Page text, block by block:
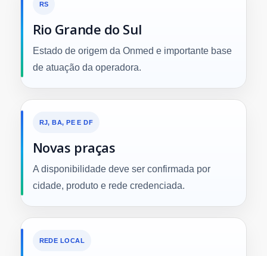
RS
Rio Grande do Sul
Estado de origem da Onmed e importante base
de atuação da operadora.
RJ, BA, PE E DF
Novas praças
A disponibilidade deve ser confirmada por
cidade, produto e rede credenciada.
REDE LOCAL